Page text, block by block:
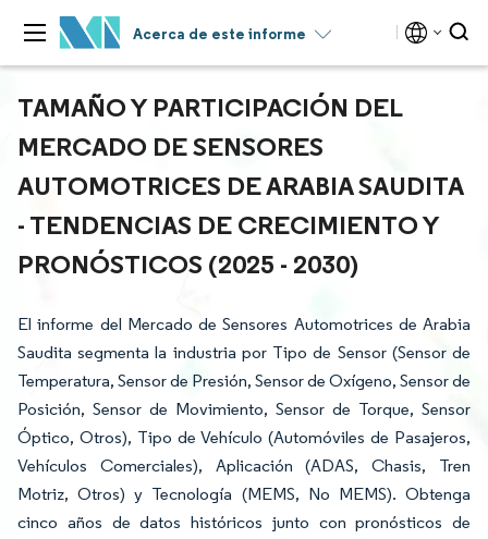
Acerca de este informe
TAMAÑO Y PARTICIPACIÓN DEL
MERCADO DE SENSORES
AUTOMOTRICES DE ARABIA SAUDITA
- TENDENCIAS DE CRECIMIENTO Y
PRONÓSTICOS (2025 - 2030)
El informe del Mercado de Sensores Automotrices de Arabia
Saudita segmenta la industria por Tipo de Sensor (Sensor de
Temperatura, Sensor de Presión, Sensor de Oxígeno, Sensor de
Posición, Sensor de Movimiento, Sensor de Torque, Sensor
Óptico, Otros), Tipo de Vehículo (Automóviles de Pasajeros,
Vehículos Comerciales), Aplicación (ADAS, Chasis, Tren
Motriz, Otros) y Tecnología (MEMS, No MEMS). Obtenga
cinco años de datos históricos junto con pronósticos de